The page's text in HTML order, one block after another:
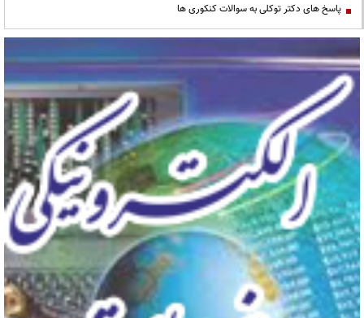
پاسخ های دکتر توکلی به سوالات کنکوری ها